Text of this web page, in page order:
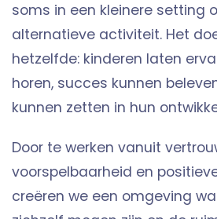
soms in een kleinere setting
alternatieve activiteit. Het
hetzelfde: kinderen laten
horen, succes kunnen
kunnen zetten in hun
Door te werken vanuit
voorspelbaarheid en
creëren we een omgeving